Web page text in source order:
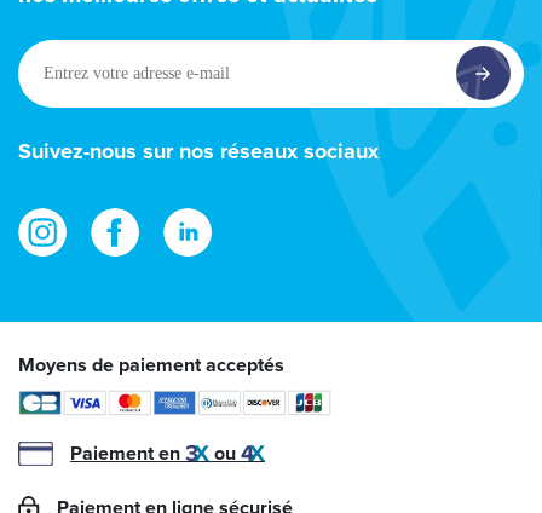
Entrez
votre
adresse
e-
Suivez-nous sur nos réseaux sociaux
Moyens de paiement acceptés
Paiement en ou
Paiement en ligne sécurisé